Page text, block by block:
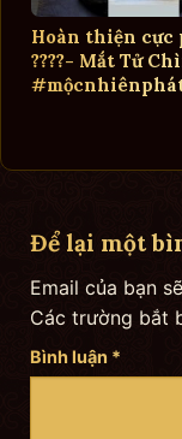
Hoàn thiện cực
????- Mắt Tử
Để lại một
Email của bạn
Các trường bắt
Bình luận *